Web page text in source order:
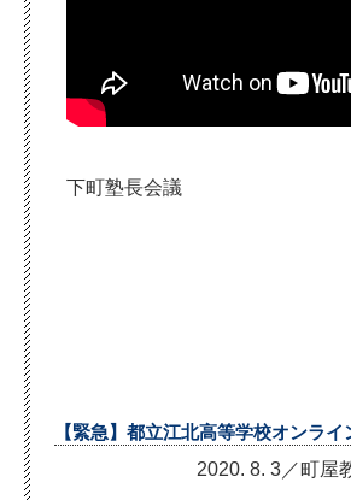
下町塾長会議
【緊急】都立江北高等学校オンライ
2020. 8. 3／町屋